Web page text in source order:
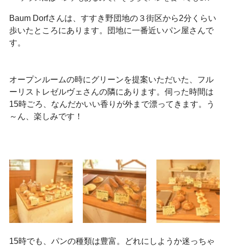
Baum Dorfさんは、すすき野団地の３街区から2分くらい
歩いたところにあります。団地に一番近いパン屋さんで
す。
オープンルームの時にグリーンを提案いただいた、フル
ーリストレゼルヴェさんの隣にあります。伺った時間は
15時ごろ、なんだかいい香りが外まで漂ってきます。う
～ん、楽しみです！
15時でも、パンの種類は豊富。どれにしようか迷っちゃ